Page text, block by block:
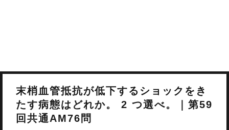
末梢血管抵抗が低下するショックをき
たす病態はどれか。 2 つ選べ。｜第59
回共通AM76問